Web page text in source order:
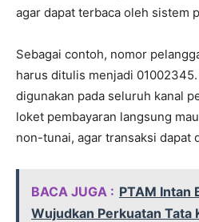
agar dapat terbaca oleh sistem
Sebagai contoh, nomor
harus ditulis menjadi
digunakan pada seluruh kanal
loket pembayaran langsung
non-tunai, agar transaksi dapat
BACA JUGA : PTAM Intan
Wujudkan Perkuatan Tata